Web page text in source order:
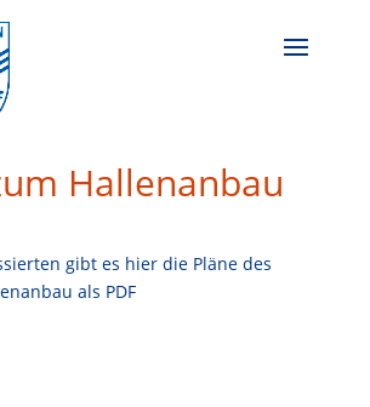
Hallenanbau
gibt es hier die Pläne des
als PDF